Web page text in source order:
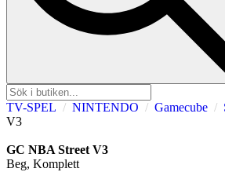
TV-SPEL NINTENDO Gamecube
V3
GC NBA Street V3
Beg, Komplett